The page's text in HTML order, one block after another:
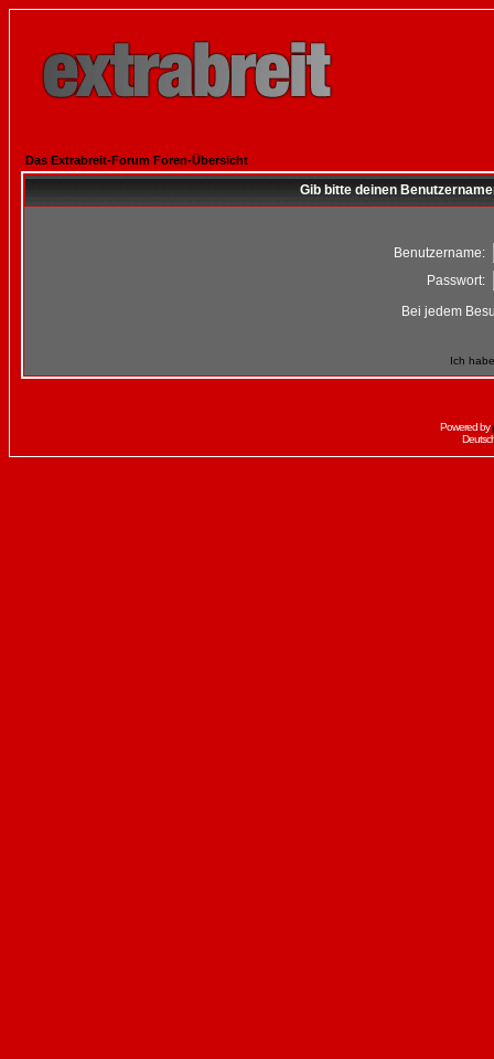
Das Extrabreit-Forum Foren-Übersicht
Gib bitte deinen
Benutzername:
Passwort:
Bei jedem
Ich
Powered by